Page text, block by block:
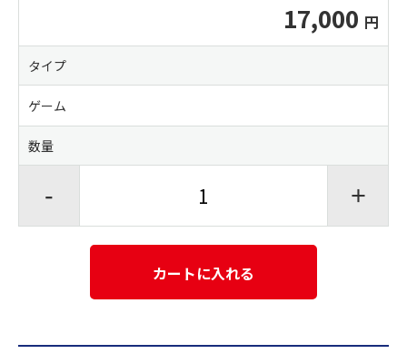
17,000
タイプ
ゲーム
数量
- +
カートに入れる